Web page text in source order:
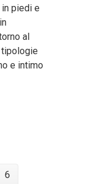
piedi e
al
e intimo
6